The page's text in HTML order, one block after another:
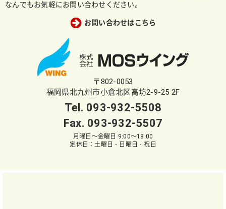
なんでもお気軽にお問い合わせください。
お問い合わせはこちら
〒802-0053
福岡県北九州市小倉北区高坊2-9-25 2F
Tel. 093-932-5508
Fax. 093-932-5507
月曜日～金曜日 9:00～18:00
定休日：土曜日・日曜日・祝日